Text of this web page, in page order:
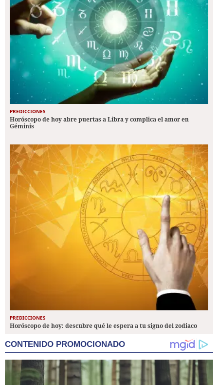
PREDICCIONES
Horóscopo de hoy abre puertas a Libra y complica el amor en
Géminis
PREDICCIONES
Horóscopo de hoy: descubre qué le espera a tu signo del zodiaco
CONTENIDO PROMOCIONADO